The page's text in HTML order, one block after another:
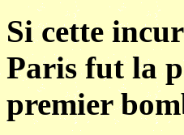
Si cette
Paris fut la
premier